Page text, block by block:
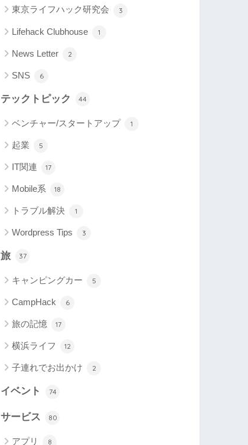
東京ライフハック研究会 3
Lifehack Clubhouse 1
News Letter 2
SNS 6
テックトピック 44
ベンチャー/スタートアップ 1
起業 5
IT関連 17
Mobile系 18
トラブル解決 1
Wordpress Tips 3
旅 37
キャンピングカー 5
CampHack 6
旅の記憶 17
横浜ライフ 12
子連れでお出かけ 2
イベント 74
サービス 80
アプリ 8